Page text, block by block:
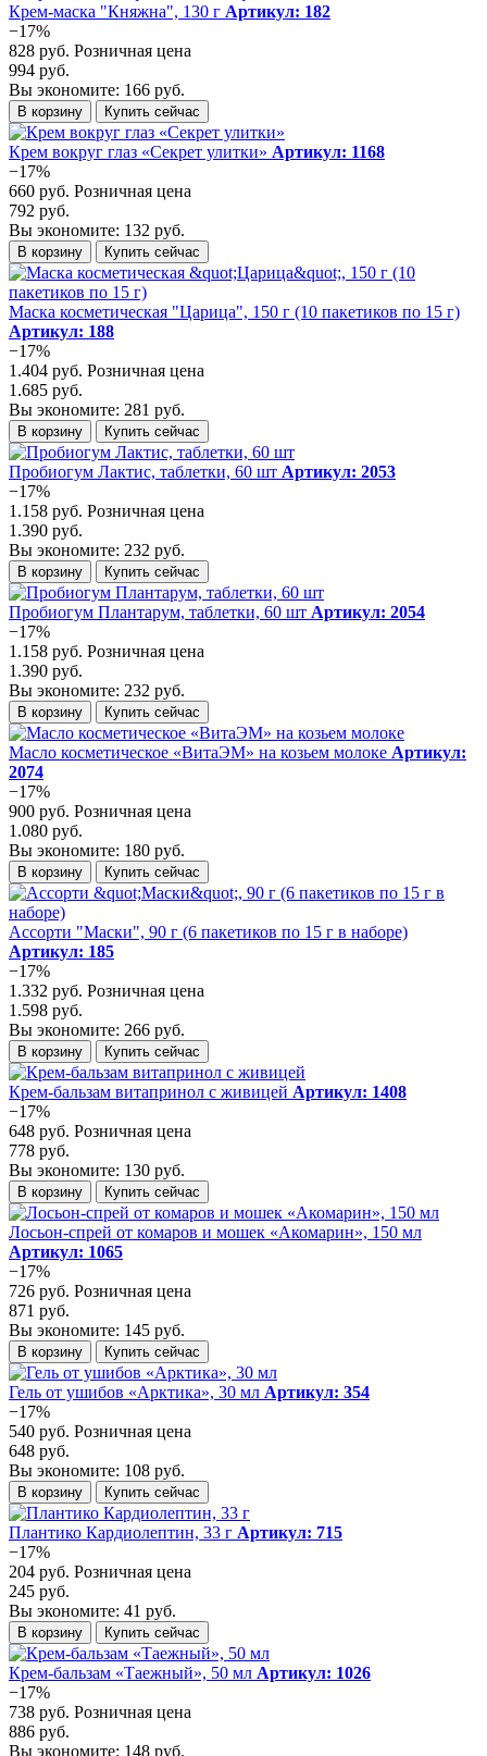
Крем-маска "Княжна", 130 г Артикул: 182
−17%
828 руб. Розничная цена
994 руб.
Вы экономите: 166 руб.
В корзину Купить сейчас
Крем вокруг глаз «Секрет улитки» Артикул: 1168
−17%
660 руб. Розничная цена
792 руб.
Вы экономите: 132 руб.
В корзину Купить сейчас
Маска косметическая "Царица", 150 г (10 пакетиков по 15 г)
Артикул: 188
−17%
1.404 руб. Розничная цена
1.685 руб.
Вы экономите: 281 руб.
В корзину Купить сейчас
Пробиогум Лактис, таблетки, 60 шт Артикул: 2053
−17%
1.158 руб. Розничная цена
1.390 руб.
Вы экономите: 232 руб.
В корзину Купить сейчас
Пробиогум Плантарум, таблетки, 60 шт Артикул: 2054
−17%
1.158 руб. Розничная цена
1.390 руб.
Вы экономите: 232 руб.
В корзину Купить сейчас
Масло косметическое «ВитаЭМ» на козьем молоке Артикул:
2074
−17%
900 руб. Розничная цена
1.080 руб.
Вы экономите: 180 руб.
В корзину Купить сейчас
Ассорти "Маски", 90 г (6 пакетиков по 15 г в наборе)
Артикул: 185
−17%
1.332 руб. Розничная цена
1.598 руб.
Вы экономите: 266 руб.
В корзину Купить сейчас
Крем-бальзам витапринол с живицей Артикул: 1408
−17%
648 руб. Розничная цена
778 руб.
Вы экономите: 130 руб.
В корзину Купить сейчас
Лосьон-спрей от комаров и мошек «Акомарин», 150 мл
Артикул: 1065
−17%
726 руб. Розничная цена
871 руб.
Вы экономите: 145 руб.
В корзину Купить сейчас
Гель от ушибов «Арктика», 30 мл Артикул: 354
−17%
540 руб. Розничная цена
648 руб.
Вы экономите: 108 руб.
В корзину Купить сейчас
Плантико Кардиолептин, 33 г Артикул: 715
−17%
204 руб. Розничная цена
245 руб.
Вы экономите: 41 руб.
В корзину Купить сейчас
Крем-бальзам «Таежный», 50 мл Артикул: 1026
−17%
738 руб. Розничная цена
886 руб.
Вы экономите: 148 руб.